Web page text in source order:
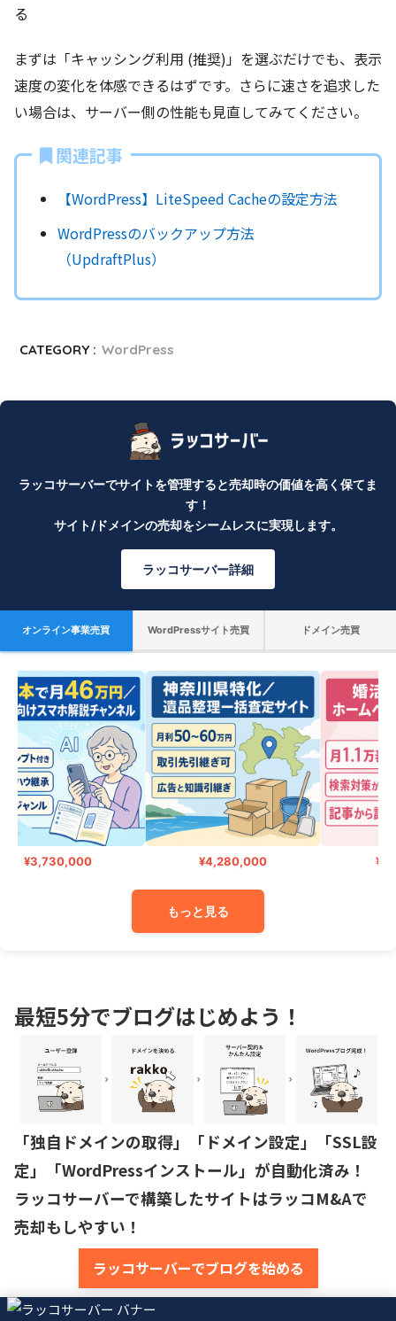
る
まずは「キャッシング利用 (推奨)」を選ぶだけでも、表示
速度の変化を体感できるはずです。さらに速さを追求した
い場合は、サーバー側の性能も見直してみてください。
関連記事
【WordPress】LiteSpeed Cacheの設定方法
WordPressのバックアップ方法
（UpdraftPlus）
CATEGORY : WordPress
ラッコサーバーでサイトを管理すると売却時の価値を高く保てま
す！
サイト/ドメインの売却をシームレスに実現します。
ラッコサーバー詳細
オンライン事業売買 WordPressサイト売買 ドメイン売買
¥4,280,000
もっと見る
最短5分でブログはじめよう！
「独自ドメインの取得」「ドメイン設定」「SSL設
定」「WordPressインストール」が自動化済み！
ラッコサーバーで構築したサイトはラッコM&Aで
売却もしやすい！
ラッコサーバーでブログを始める